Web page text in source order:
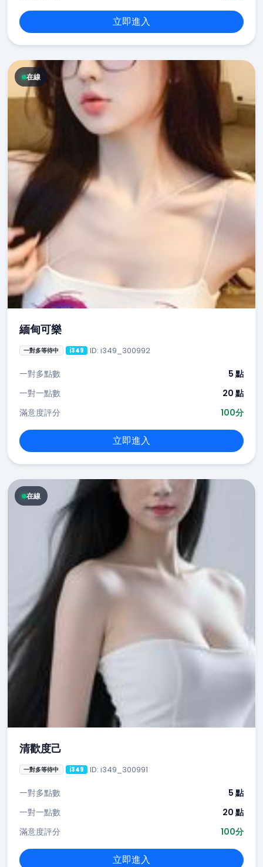
立即進入
在線
緬甸可樂
一對多等待中 i349 ID: i349_300992
一對多點數
5 點
一對一點數
20 點
滿意度評分
100分
立即進入
在線
清歡度己
一對多等待中 i349 ID: i349_300991
一對多點數
5 點
一對一點數
20 點
滿意度評分
100分
立即進入